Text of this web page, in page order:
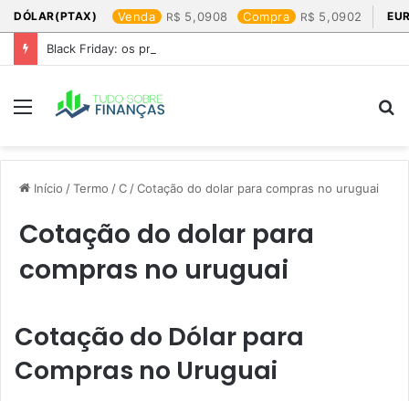
DÓLAR(PTAX) Venda 5,0908 Compra 5,0902
Black Friday: os produtos que mais valem a pena
Menu
Início /Termo /C /Cotação do dolar para compras no uruguai​
Cotação do dolar para
compras no uruguai​
Cotação do Dólar para
Compras no Uruguai